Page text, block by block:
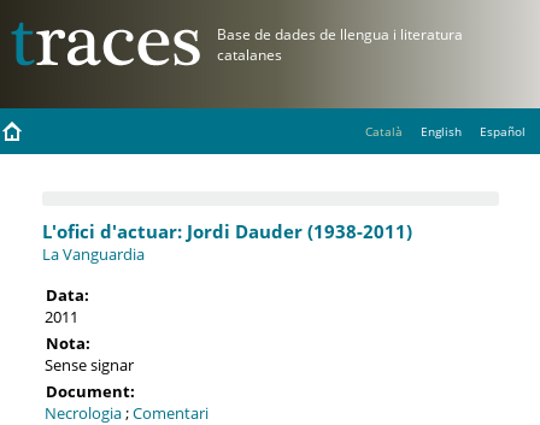
Català English Español
L'ofici d'actuar: Jordi Dauder (1938-2011)
La Vanguardia
Data:
2011
Nota:
Sense signar
Document:
Necrologia;Comentari